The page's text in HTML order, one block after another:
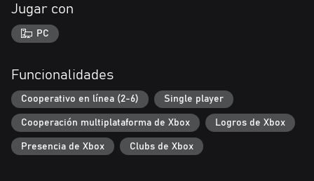
Jugar con
PC
Funcionalidades
Cooperativo en línea (2-6) Single player
Cooperación multiplataforma de Xbox Logros de Xbox
Presencia de Xbox Clubs de Xbox